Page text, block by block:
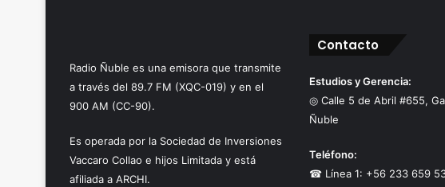
Radio Ñuble es una emisora que transmite
a través del 89.7 FM (XQC-019) y en el
900 AM (CC-90).
Es operada por la Sociedad de Inversiones
Vaccaro Collao e hijos Limitada y está
afiliada a ARCHI.
Contacto
Estudios y Gerencia:
◎ Calle 5 de Abril #655,
Ñuble
Teléfono:
☎ Línea 1: +56 233 659